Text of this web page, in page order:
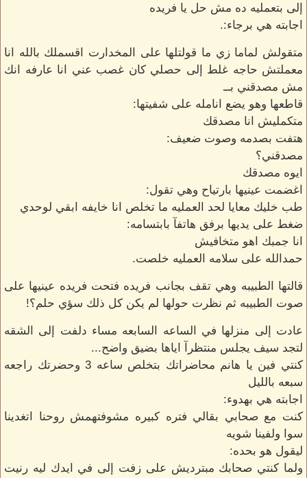
إلى بتعمليه ده مش حل يا فريده
اجابته هي برجاء:.
متقولش لماما زي ما قولتلها على المخدارت اقسملك بالله انا
معملتش حاجه غلط إلى حصلي كان غصب عني انا عارفه انك
مش مصدقني بــ
قاطعها وهو يضع انامله على شفيتها:
متكمليش انا مصدقك
هتفت بصدمه وصوت ضعيف:
مصدقني؟
ايوه مصدقك
اغضمت عينيها بارتياح وهي تقول:
طب خليك معايا لحد العمليه ما تخلص انا خايفه ابقي لوحدي
ضغط على يديها برفق هاتفآ بابتسامه:
انا جمبك اهو متخافيش
حمدالله على سلامه العمليه خلصت.
قالتها الطبيبه وهي تقف بجانب فريده فتحت فريده عينيها على
صوت الطبيبه ثم نظرت حولها لم يكن كل ذلك سؤي حلم؟!
عادت إلى منزلها في الساعه السابعه مساء دلفت إلى الشقه
لتجد سيف يجلس منتظرآ اياها بضيق واضح...
كنتي فين يا هانم محاضراتك بتخلص ساعه 3 وحضرتك راجعه
سبعه بالليل
اجابته هي بهدوء:
كنت مع صحابي بقالي فتره كبيره مشوفتهمش روحنا اتغدينا
سوا ولفينا شويه
ليقول هو بحده:
ولما كنتي صحابك مبترديش على زفت إلى في ايدك ليه رنيت